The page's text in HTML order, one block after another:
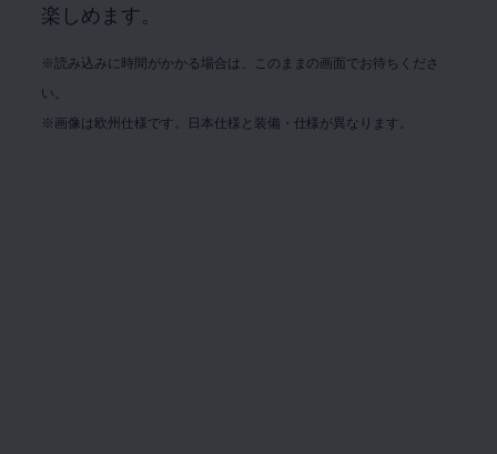
楽しめます。
※読み込みに時間がかかる場合は、このままの画面でお待ちくださ
い。
※画像は欧州仕様です。日本仕様と装備・仕様が異なります。